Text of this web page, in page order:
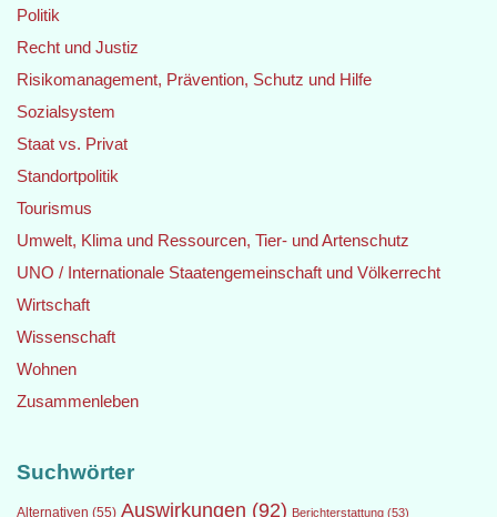
Politik
Recht und Justiz
Risikomanagement, Prävention, Schutz und Hilfe
Sozialsystem
Staat vs. Privat
Standortpolitik
Tourismus
Umwelt, Klima und Ressourcen, Tier- und Artenschutz
UNO / Internationale Staatengemeinschaft und Völkerrecht
Wirtschaft
Wissenschaft
Wohnen
Zusammenleben
Suchwörter
Alternativen (55) Auswirkungen (92) Berichterstattung (53)